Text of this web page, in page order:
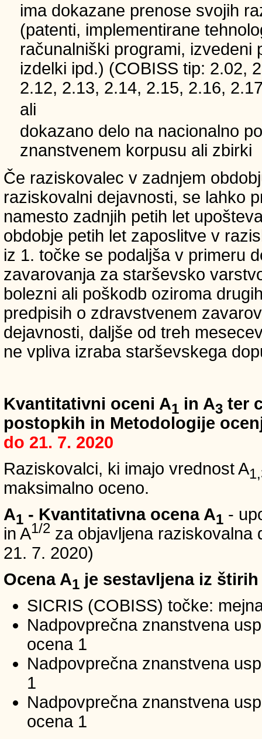
ima dokazane prenose svojih
(patenti, implementirane
računalniški programi, izvedeni
izdelki ipd.) (COBISS tip: 2.02,
2.12, 2.13, 2.14, 2.15, 2.16,
ali
dokazano delo na nacionalno
znanstvenem korpusu ali zbirki
Če raziskovalec v zadnjem
raziskovalni dejavnosti, se lahko
namesto zadnjih petih let
obdobje petih let zaposlitve v
iz 1. točke se podaljša v primeru
zavarovanja za starševsko
bolezni ali poškodb oziroma
predpisih o zdravstvenem
dejavnosti, daljše od treh
ne vpliva izraba starševskega
Kvantitativni oceni A1 in A3 ter
postopkih in Metodologije
do 21. 7. 2020
Raziskovalci, ki imajo vrednost A
maksimalno oceno.
A1 - Kvantitativna ocena A1 -
in A1/2 za objavljena raziskovalna
21. 7. 2020)
Ocena A1 je sestavljena iz
SICRIS (COBISS) točke:
Nadpovprečna znanstvena
ocena 1
Nadpovprečna znanstvena
1
Nadpovprečna znanstvena
ocena 1